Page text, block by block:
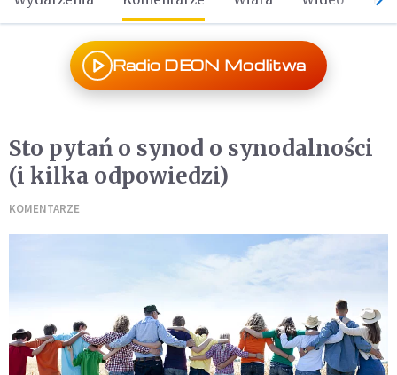
Radio DEON Modlitwa
Sto pytań o synod o synodalności
(i kilka odpowiedzi)
KOMENTARZE